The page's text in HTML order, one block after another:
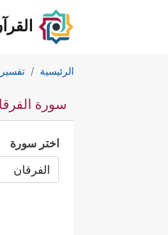
الرئيسية
سورة
اختر سورة